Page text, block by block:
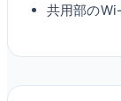
共用部の